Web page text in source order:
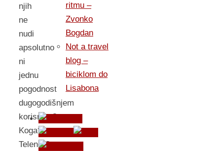
njih
ne
nudi
apsolutno
ni
jednu
pogodnost
dugogodišnjem
korisniku?
Koga?
Telenor?
ritmu –
Zvonko
Bogdan
Not a travel
blog –
biciklom do
Lisabona